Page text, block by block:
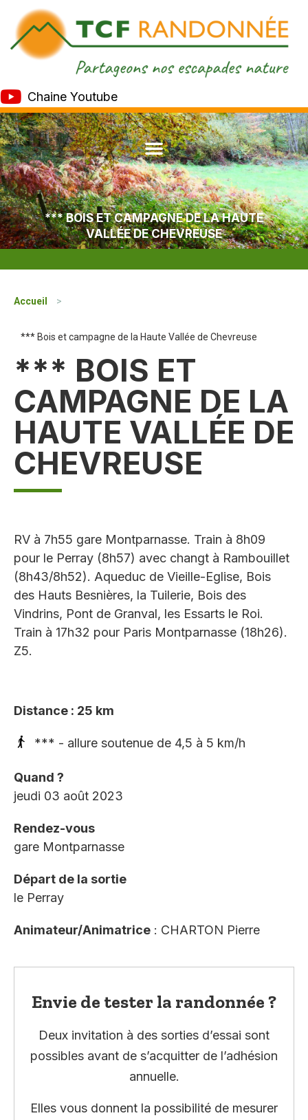
Chaine Youtube
*** BOIS ET CAMPAGNE DE LA HAUTE
VALLÉE DE CHEVREUSE
Accueil >
*** Bois et campagne de la Haute Vallée de Chevreuse
*** BOIS ET
CAMPAGNE DE LA
HAUTE VALLÉE DE
CHEVREUSE
RV à 7h55 gare Montparnasse. Train à 8h09
pour le Perray (8h57) avec changt à Rambouillet
(8h43/8h52). Aqueduc de Vieille-Eglise, Bois
des Hauts Besnières, la Tuilerie, Bois des
Vindrins, Pont de Granval, les Essarts le Roi.
Train à 17h32 pour Paris Montparnasse (18h26).
Z5.
Distance : 25 km
*** - allure soutenue de 4,5 à 5 km/h
Quand ?
jeudi 03 août 2023
Rendez-vous
gare Montparnasse
Départ de la sortie
le Perray
Animateur/Animatrice : CHARTON Pierre
Envie de tester la randonnée ?
Deux invitation à des sorties d’essai sont
possibles avant de s’acquitter de l’adhésion
annuelle.
Elles vous donnent la possibilité de mesurer